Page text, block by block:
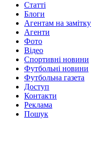
Статті
Блоги
Агентам на замітку
Агенти
Фото
Відео
Спортивні новини
Футбольні новини
Футбольна газета
Доступ
Контакти
Реклама
Пошук